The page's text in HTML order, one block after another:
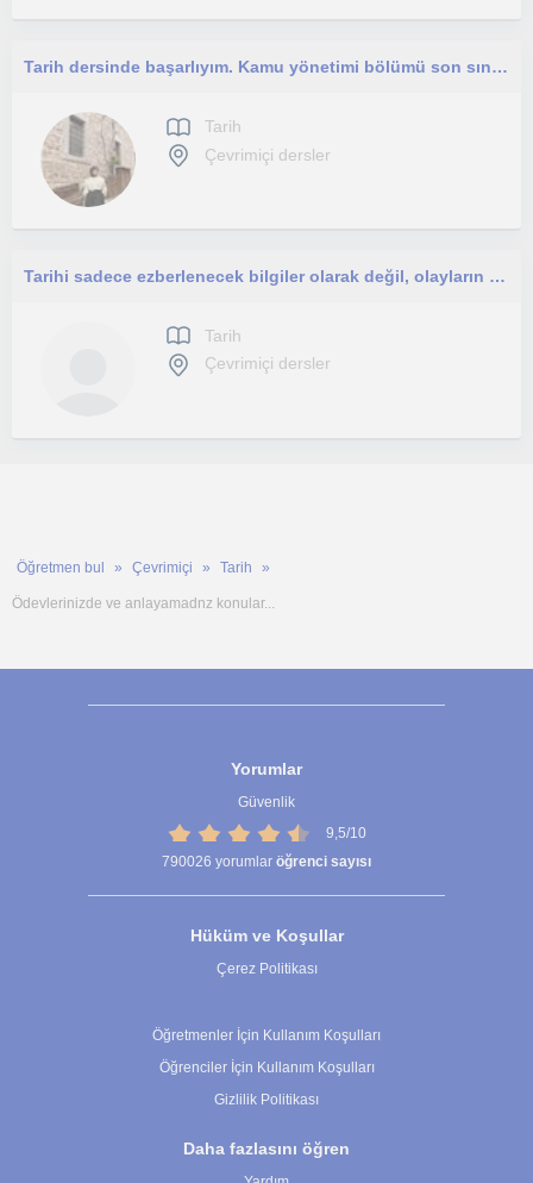
Tarih dersinde başarlıyım. Kamu yönetimi bölümü son sınıf öğrencisiyim. Ortaokul ve lise düzeyindeki arkadaşlarla ilgileniyorum.
Tarih
Çevrimiçi dersler
Tarihi sadece ezberlenecek bilgiler olarak değil, olayların nedenlerini ve sonuçlarını anlayarak öğrenmek istemez miyiz?
Tarih
Çevrimiçi dersler
Öğretmen bul Çevrimiçi Tarih
Ödevlerinizde ve anlayamadnz konular...
Yorumlar
Güvenlik
9,5/10
790026 yorumlar öğrenci sayısı
Hüküm ve Koşullar
Çerez Politikası
Öğretmenler İçin Kullanım Koşulları
Öğrenciler İçin Kullanım Koşulları
Gizlilik Politikası
Daha fazlasını öğren